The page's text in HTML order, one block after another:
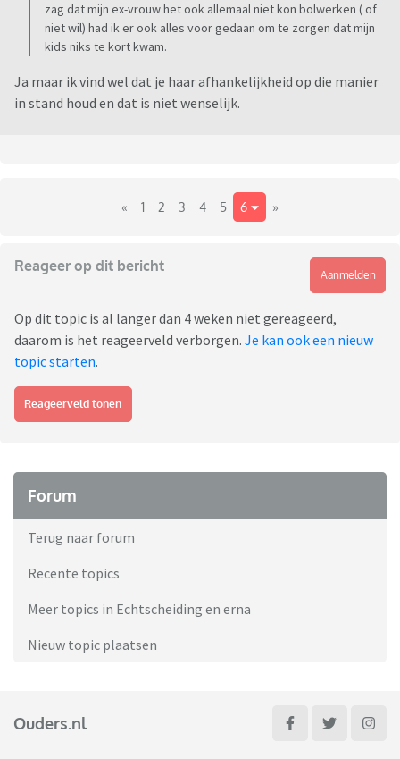
zag dat mijn ex-vrouw het ook allemaal niet kon bolwerken ( of
niet wil) had ik er ook alles voor gedaan om te zorgen dat mijn
kids niks te kort kwam.
Ja maar ik vind wel dat je haar afhankelijkheid op die manier
in stand houd en dat is niet wenselijk.
« 1 2 3 4 5 6 »
Reageer op dit bericht
Aanmelden
Op dit topic is al langer dan 4 weken niet gereageerd,
daarom is het reageerveld verborgen. Je kan ook een nieuw
topic starten.
Reageerveld tonen
Forum
Terug naar forum
Recente topics
Meer topics in Echtscheiding en erna
Nieuw topic plaatsen
Ouders.nl